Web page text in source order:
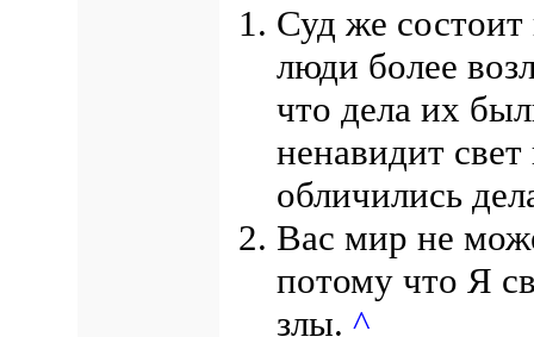
Суд же
люди более
что дела их
ненавидит
обличились
Вас мир не
потому что Я
злы. ^